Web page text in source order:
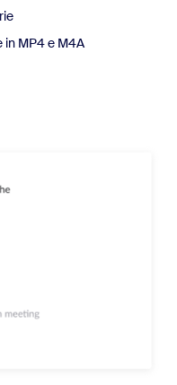
in MP4 e M4A